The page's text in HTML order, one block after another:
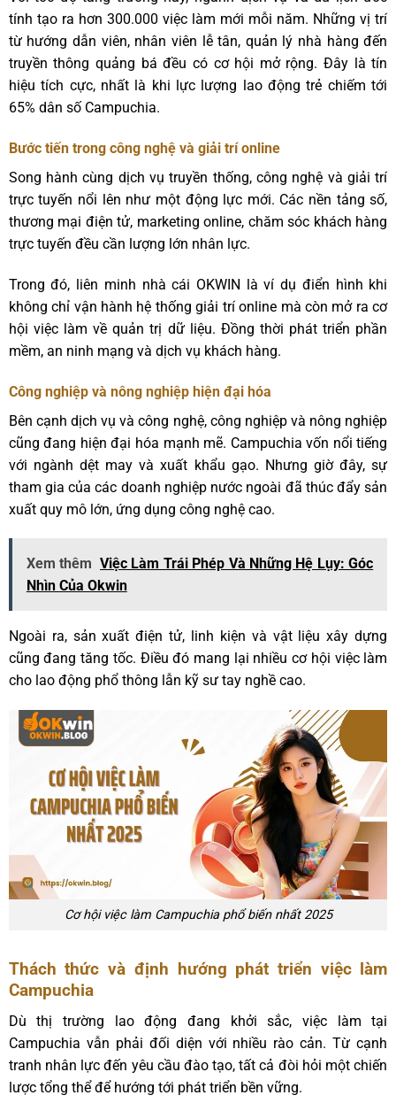
tính tạo ra hơn 300.000 việc làm mới mỗi năm. Những vị trí
từ hướng dẫn viên, nhân viên lễ tân, quản lý nhà hàng đến
truyền thông quảng bá đều có cơ hội mở rộng. Đây là tín
hiệu tích cực, nhất là khi lực lượng lao động trẻ chiếm tới
65% dân số Campuchia.
Bước tiến trong công nghệ và giải trí online
Song hành cùng dịch vụ truyền thống, công nghệ và giải trí
trực tuyến nổi lên như một động lực mới. Các nền tảng số,
thương mại điện tử, marketing online, chăm sóc khách hàng
trực tuyến đều cần lượng lớn nhân lực.
Trong đó, liên minh nhà cái OKWIN là ví dụ điển hình khi
không chỉ vận hành hệ thống giải trí online mà còn mở ra cơ
hội việc làm về quản trị dữ liệu. Đồng thời phát triển phần
mềm, an ninh mạng và dịch vụ khách hàng.
Công nghiệp và nông nghiệp hiện đại hóa
Bên cạnh dịch vụ và công nghệ, công nghiệp và nông nghiệp
cũng đang hiện đại hóa mạnh mẽ. Campuchia vốn nổi tiếng
với ngành dệt may và xuất khẩu gạo. Nhưng giờ đây, sự
tham gia của các doanh nghiệp nước ngoài đã thúc đẩy sản
xuất quy mô lớn, ứng dụng công nghệ cao.
Xem thêm Việc Làm Trái Phép Và Những Hệ Lụy: Góc
Nhìn Của Okwin
Ngoài ra, sản xuất điện tử, linh kiện và vật liệu xây dựng
cũng đang tăng tốc. Điều đó mang lại nhiều cơ hội việc làm
cho lao động phổ thông lẫn kỹ sư tay nghề cao.
Cơ hội việc làm Campuchia phổ biến nhất 2025
Thách thức và định hướng phát triển việc làm
Campuchia
Dù thị trường lao động đang khởi sắc, việc làm tại
Campuchia vẫn phải đối diện với nhiều rào cản. Từ cạnh
tranh nhân lực đến yêu cầu đào tạo, tất cả đòi hỏi một chiến
lược tổng thể để hướng tới phát triển bền vững.